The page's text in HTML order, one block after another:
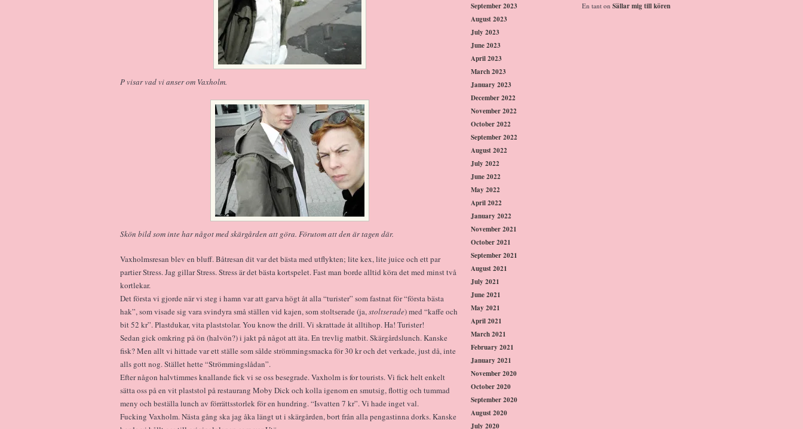
P visar vad vi anser om Vaxholm.
Skön bild som inte har något med skärgården att göra. Förutom att den är tagen där.
Vaxholmsresan blev en bluff. Båtresan dit var det bästa med utflykten; lite kex, lite juice och ett par
partier Stress. Jag gillar Stress. Stress är det bästa kortspelet. Fast man borde alltid köra det med minst två
kortlekar.
Det första vi gjorde när vi steg i hamn var att garva högt åt alla “turister” som fastnat för “första bästa
hak”, som visade sig vara svindyra små ställen vid kajen, som stoltserade (ja, stoltserade) med “kaffe och
bit 52 kr”. Plastdukar, vita plaststolar. You know the drill. Vi skrattade åt alltihop. Ha! Turister!
Sedan gick omkring på ön (halvön?) i jakt på något att äta. En trevlig matbit. Skärgårdslunch. Kanske
fisk? Men allt vi hittade var ett ställe som sålde strömmingsmacka för 30 kr och det verkade, just då, inte
alls gott nog. Stället hette “Strömmingslådan”.
Efter någon halvtimmes knallande fick vi se oss besegrade. Vaxholm is for tourists. Vi fick helt enkelt
sätta oss på en vit plaststol på restaurang Moby Dick och kolla igenom en smutsig, flottig och tummad
meny och beställa lunch av förrättsstorlek för en hundring. “Isvatten 7 kr”. Vi hade inget val.
Fucking Vaxholm. Nästa gång ska jag åka längt ut i skärgården, bort från alla pengastinna dorks. Kanske
September 2023
August 2023
July 2023
June 2023
April 2023
March 2023
January 2023
December 2022
November 2022
October 2022
September 2022
August 2022
July 2022
June 2022
May 2022
April 2022
January 2022
November 2021
October 2021
September 2021
August 2021
July 2021
June 2021
May 2021
April 2021
March 2021
February 2021
January 2021
November 2020
October 2020
September 2020
August 2020
July 2020
En tant on Sällar mig till kören